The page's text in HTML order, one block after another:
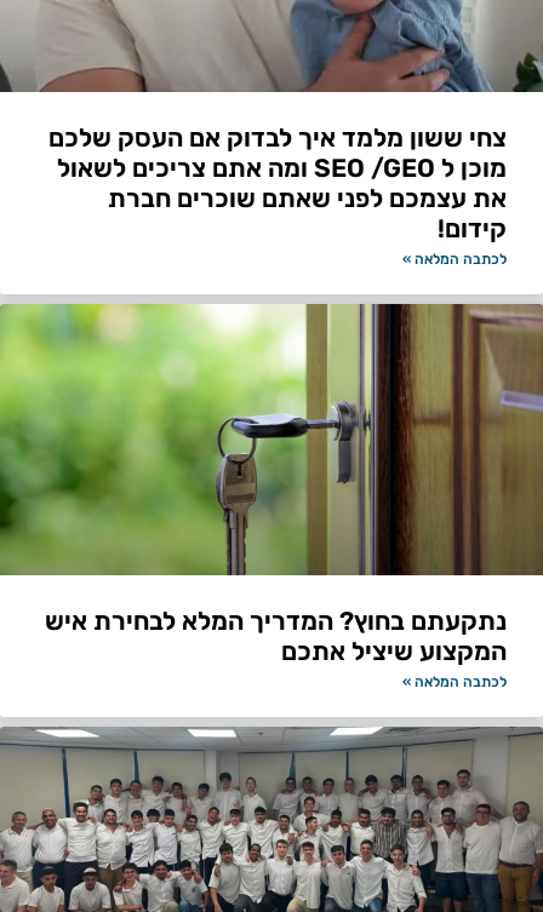
צחי ששון מלמד איך לבדוק אם העסק שלכם
מוכן ל SEO /GEO ומה אתם צריכים לשאול
את עצמכם לפני שאתם שוכרים חברת
קידום!
לכתבה המלאה »
נתקעתם בחוץ? המדריך המלא לבחירת איש
המקצוע שיציל אתכם
לכתבה המלאה »